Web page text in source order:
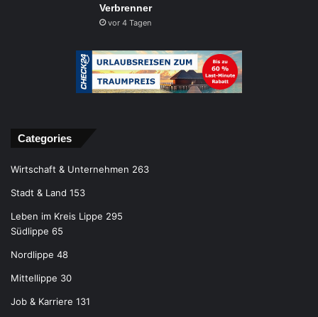
Verbrenner
vor 4 Tagen
Categories
Wirtschaft & Unternehmen 263
Stadt & Land 153
Leben im Kreis Lippe 295
Südlippe 65
Nordlippe 48
Mittellippe 30
Job & Karriere 131